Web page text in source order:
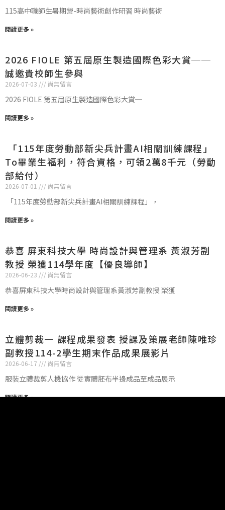
115高中職師生暑期營-時尚藝術創作研習 時尚藝術
閱讀更多 »
2026 FIOLE 第五屆原生製造國際色彩大賞──
誠邀貴校師生參與
2026-07-03 尚無留言
2026 FIOLE 第五屆原生製造國際色彩大賞─
閱讀更多 »
「115年度勞動部新尖兵計畫AI相關訓練課程」
To畢業生福利，符合資格，可領2萬8千元（勞動
部給付）
2026-07-01 尚無留言
「115年度勞動部新尖兵計畫AI相關訓練課程」，
閱讀更多 »
恭喜 屏東科技大學 時尚設計與管理系 黃淑芳副
教授 榮獲114學年度【優良導師】
2026-06-23 尚無留言
恭喜屏東科技大學時尚設計與管理系黃淑芳副教授 榮獲
閱讀更多 »
立體剪裁一 課程成果發表 授課及策展老師陳唯珍
副教授114-2學生期末作品成果展影片
2026-06-17 尚無留言
服裝立體裁剪人機協作 從實體胚布半邊成品至成品展示
閱讀更多 »